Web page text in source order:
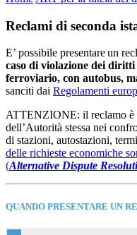
Reclami di seconda
E’ possibile presentare un
caso di violazione dei
ferroviario, con autobus,
sanciti dai Regolamenti
ATTENZIONE: il reclamo è
dell’Autorità stessa nei
di stazioni, autostazioni,
delle richieste economiche
(Alternative Dispute
QUANDO PRESENTARE UN